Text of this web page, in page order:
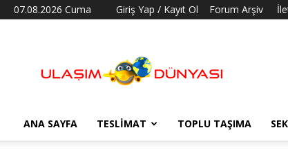
07.08.2026 Cuma Giriş Yap / Kayıt Ol Forum Arşiv
Dünyası
ANA SAYFA TESLIMAT TOPLU TAŞIMA